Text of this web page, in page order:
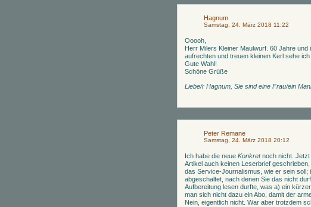
Hagnum
Samstag, 24. März 2018 11:22
Ooooh,
Herr Milers Kleiner Maulwurf. 60 Jahre
aufrechten und treuen kleinen Kerl sehe ich
Gute Wahl!
Schöne Grüße
Liebe/r Hagnum, Sie sind eine Frau/ein
Peter Remane
Samstag, 24. März 2018 20:12
Ich habe die neue Konkretnoch nicht. Jetzt
Artikel auch keinen Leserbrief
das Service-Journalismus, wie er sein soll;
abgeschaltet, nach denen Sie das nicht
Aufbereitung lesen durfte, was a) ein
man sich nicht dazu ein Abo, damit der
Nein, eigentlich nicht. War aber trotzdem